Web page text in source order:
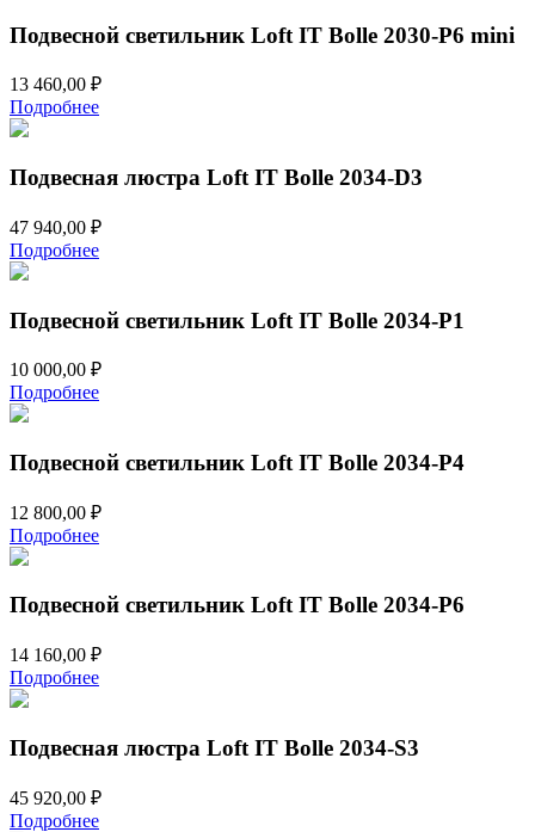
Подвесной светильник Loft IT Bolle 2030-P6 mini
13 460,00 ₽
Подробнее
Подвесная люстра Loft IT Bolle 2034-D3
47 940,00 ₽
Подробнее
Подвесной светильник Loft IT Bolle 2034-P1
10 000,00 ₽
Подробнее
Подвесной светильник Loft IT Bolle 2034-P4
12 800,00 ₽
Подробнее
Подвесной светильник Loft IT Bolle 2034-P6
14 160,00 ₽
Подробнее
Подвесная люстра Loft IT Bolle 2034-S3
45 920,00 ₽
Подробнее